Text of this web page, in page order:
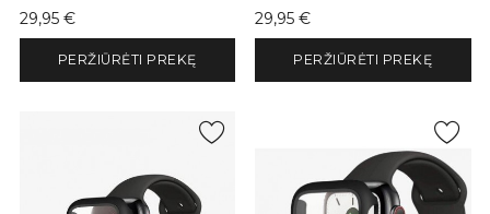
Kaina
29,95 €
PERŽIŪRĖTI PREKĘ
Kaina
29,95 €
PERŽIŪRĖTI PREKĘ